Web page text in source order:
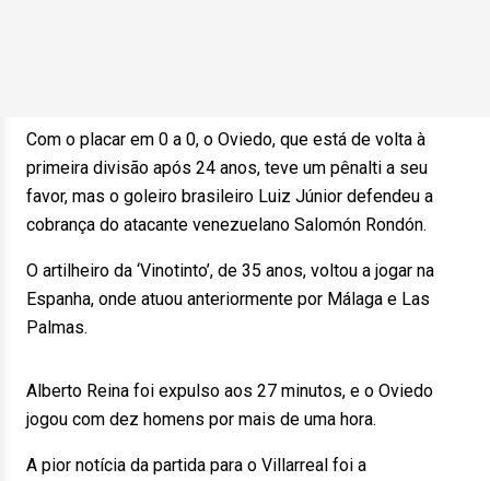
Com o placar em 0 a 0, o Oviedo, que está de volta à
primeira divisão após 24 anos, teve um pênalti a seu
favor, mas o goleiro brasileiro Luiz Júnior defendeu a
cobrança do atacante venezuelano Salomón Rondón.
O artilheiro da ‘Vinotinto’, de 35 anos, voltou a jogar na
Espanha, onde atuou anteriormente por Málaga e Las
Palmas.
Alberto Reina foi expulso aos 27 minutos, e o Oviedo
jogou com dez homens por mais de uma hora.
A pior notícia da partida para o Villarreal foi a